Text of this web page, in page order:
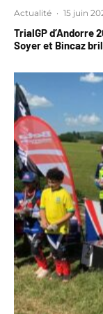
Actualité · 15 juin
TrialGP d’Andorre
Soyer et Bincaz